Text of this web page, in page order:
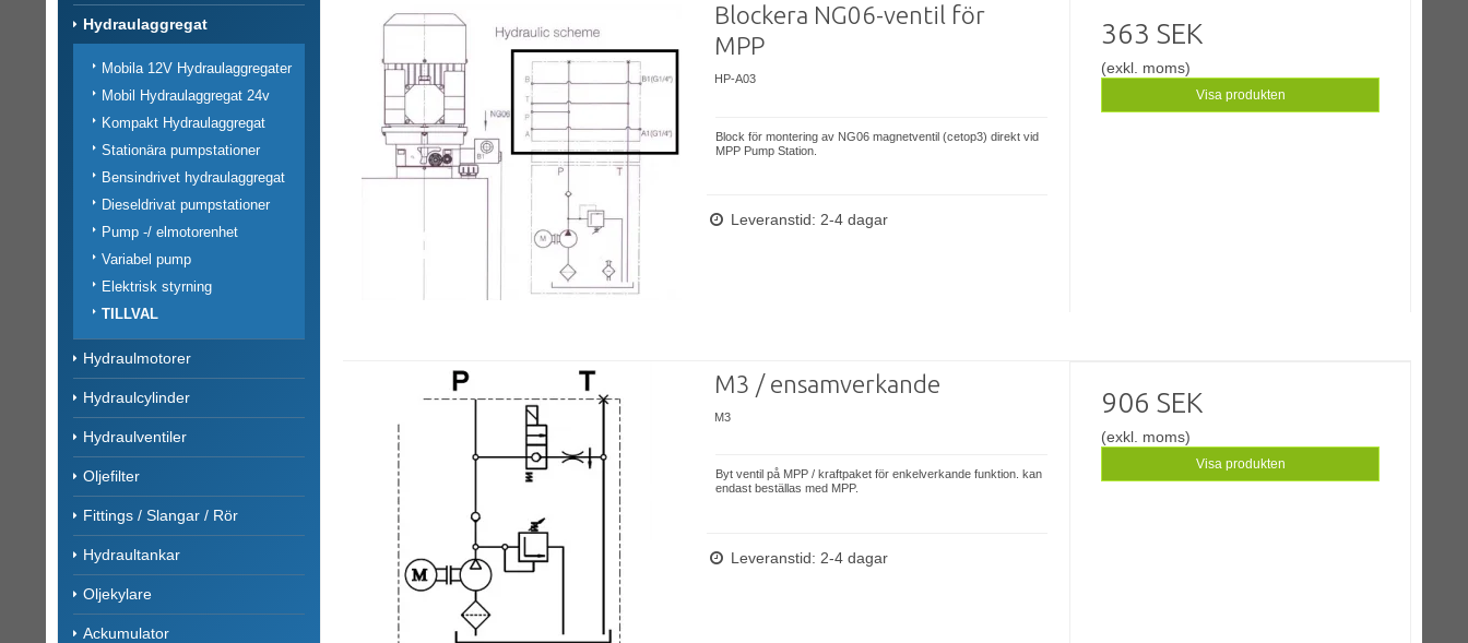
Hydraulaggregat
Mobila 12V Hydraulaggregater
Mobil Hydraulaggregat 24v
Kompakt Hydraulaggregat
Stationära pumpstationer
Bensindrivet hydraulaggregat
Dieseldrivat pumpstationer
Pump -/ elmotorenhet
Variabel pump
Elektrisk styrning
TILLVAL
Hydraulmotorer
Hydraulcylinder
Hydraulventiler
Oljefilter
Fittings / Slangar / Rör
Hydraultankar
Oljekylare
Ackumulator
Blockera NG06-ventil för
MPP
HP-A03
Block för montering av NG06 magnetventil (cetop3) direkt vid
MPP Pump Station.
Leveranstid: 2-4 dagar
363 SEK
(exkl. moms)
Visa produkten
M3 / ensamverkande
M3
Byt ventil på MPP / ​​kraftpaket för enkelverkande funktion. kan
endast beställas med MPP.
Leveranstid: 2-4 dagar
906 SEK
(exkl. moms)
Visa produkten